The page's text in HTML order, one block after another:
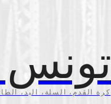
تونس
كرة القدم، السلة، اليد،